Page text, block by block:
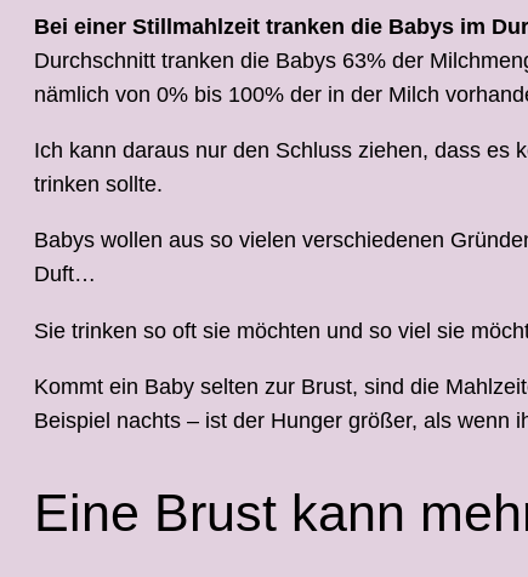
Bei einer Stillmahlzeit tranken die Babys im
Durchschnitt tranken die Babys 63% der
nämlich von 0% bis 100% der in der Milch
Ich kann daraus nur den Schluss ziehen, dass es
trinken sollte.
Babys wollen aus so vielen verschiedenen
Duft…
Sie trinken so oft sie möchten und so viel sie
Kommt ein Baby selten zur Brust, sind die
Beispiel nachts – ist der Hunger größer, als wenn
Eine Brust kann